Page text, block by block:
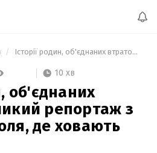
Історії родин, об'єднаних втратою: великий репортаж з Марсового поля, де ховають військових
10 хв
об'єднаних
репортаж з
де ховають